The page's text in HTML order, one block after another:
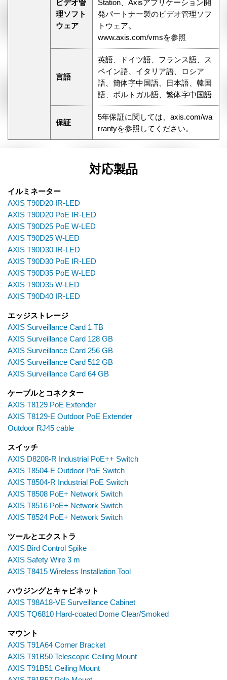
ビデオ管
理ソフト
ウェア
Station、Axisアプリケーション開
発パートナー製のビデオ管理ソフ
トウェア。
www.axis.com/vmsを参照
言語
英語、ドイツ語、フランス語、ス
ペイン語、イタリア語、ロシア
語、簡体字中国語、日本語、韓国
語、ポルトガル語、繁体字中国語
保証
5年保証に関しては、axis.com/wa
rrantyを参照してください。
対応製品
イルミネーター
AXIS T90D20 IR-LED
AXIS T90D20 PoE IR-LED
AXIS T90D25 PoE W-LED
AXIS T90D25 W-LED
AXIS T90D30 IR-LED
AXIS T90D30 PoE IR-LED
AXIS T90D35 PoE W-LED
AXIS T90D35 W-LED
AXIS T90D40 IR-LED
エッジストレージ
AXIS Surveillance Card 1 TB
AXIS Surveillance Card 128 GB
AXIS Surveillance Card 256 GB
AXIS Surveillance Card 512 GB
AXIS Surveillance Card 64 GB
ケーブルとコネクター
AXIS T8129 PoE Extender
AXIS T8129-E Outdoor PoE Extender
Outdoor RJ45 cable
スイッチ
AXIS D8208-R Industrial PoE++ Switch
AXIS T8504-E Outdoor PoE Switch
AXIS T8504-R Industrial PoE Switch
AXIS T8508 PoE+ Network Switch
AXIS T8516 PoE+ Network Switch
AXIS T8524 PoE+ Network Switch
ツールとエクストラ
AXIS Bird Control Spike
AXIS Safety Wire 3 m
AXIS T8415 Wireless Installation Tool
ハウジングとキャビネット
AXIS T98A18-VE Surveillance Cabinet
AXIS TQ6810 Hard-coated Dome Clear/Smoked
マウント
AXIS T91A64 Corner Bracket
AXIS T91B50 Telescopic Ceiling Mount
AXIS T91B51 Ceiling Mount